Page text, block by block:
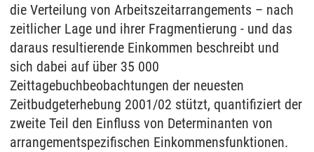
die Verteilung von Arbeitszeitarrangements – nach
zeitlicher Lage und ihrer Fragmentierung - und das
daraus resultierende Einkommen beschreibt und
sich dabei auf über 35 000
Zeittagebuchbeobachtungen der neuesten
Zeitbudgeterhebung 2001/02 stützt, quantifiziert der
zweite Teil den Einfluss von Determinanten von
arrangementspezifischen Einkommensfunktionen.